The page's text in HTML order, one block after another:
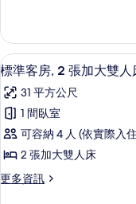
爐
的
所
有
相
片
爐
的
詳
情
加
大
雙
人
床,
無
障
礙,
客
房,
2
加
大
雙
人
床,
障
顯
示
標
準
客
2
9
標準客房, 2 張加大雙
31 平方公尺
1 間臥室
可容納 4 人 (依實際入
2 張加大雙人床
更多資訊
更